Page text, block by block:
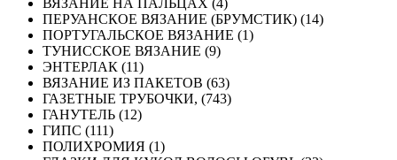
ВЯЗАНИЕ НА ПАЛЬЦАХ (4)
ПЕРУАНСКОЕ ВЯЗАНИЕ (БРУМСТИК) (14)
ПОРТУГАЛЬСКОЕ ВЯЗАНИЕ (1)
ТУНИССКОЕ ВЯЗАНИЕ (9)
ЭНТЕРЛАК (11)
ВЯЗАНИЕ ИЗ ПАКЕТОВ (63)
ГАЗЕТНЫЕ ТРУБОЧКИ, (743)
ГАНУТЕЛЬ (12)
ГИПС (111)
ПОЛИХРОМИЯ (1)